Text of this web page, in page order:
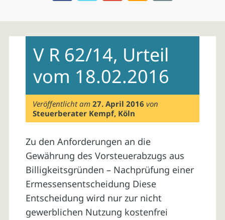
contentV R 62/14, Urteil
vom 18.02.2016
Veröffentlicht am27. April 2016 von
Steuerberater Kempf, Köln
Zu den Anforderungen an die
Gewährung des Vorsteuerabzugs aus
Billigkeitsgründen – Nachprüfung einer
Ermessensentscheidung Diese
Entscheidung wird nur zur nicht
gewerblichen Nutzung kostenfrei